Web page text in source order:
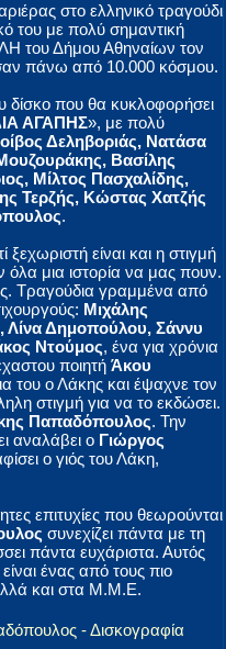
στο ελληνικό τραγούδι
του με πολύ σημαντική
του Δήμου Αθηναίων τον
πάνω από 10.000 κόσμου.
δίσκο που θα κυκλοφορήσει
ΑΓΑΠΗΣ», με πολύ
Δεληβοριάς, Νατάσα
Βασίλης
Μίλτος Πασχαλίδης,
Τερζής, Κώστας Χατζής
.
είναι και η στιγμή
μια ιστορία να μας πουν.
Τραγούδια γραμμένα από
Μιχάλης
Λίνα Δημοπούλου, Σάννυ
Ντούμος, ένα για χρόνια
ποιητή Άκου
του ο Λάκης και έψαχνε τον
στιγμή για να το εκδώσει.
Παπαδόπουλος. Την
αναλάβει ο Γιώργος
ο γιός του Λάκη,
επιτυχίες που θεωρούνται
συνεχίζει πάντα με τη
πάντα ευχάριστα. Αυτός
ένας από τους πιο
και στα Μ.Μ.Ε.
- Δισκογραφία